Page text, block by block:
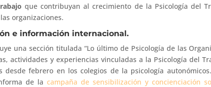
que contribuyan al crecimiento de la Psicología del
organizaciones.
e información internacional.
una sección titulada “Lo último de Psicología de las
actividades y experiencias vinculadas a la Psicología del
desde febrero en los colegios de la psicología
de lacampaña de sensibilización y concienciación